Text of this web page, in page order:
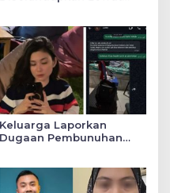
Keluarga Laporkan
Dugaan Pembunuhan
Curhat Mendiang